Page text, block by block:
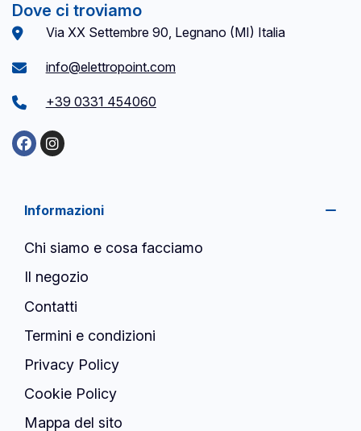
Dove ci troviamo
Via XX Settembre 90, Legnano (MI) Italia
info@elettropoint.com
+39 0331 454060
Informazioni
Chi siamo e cosa facciamo
Il negozio
Contatti
Termini e condizioni
Privacy Policy
Cookie Policy
Mappa del sito